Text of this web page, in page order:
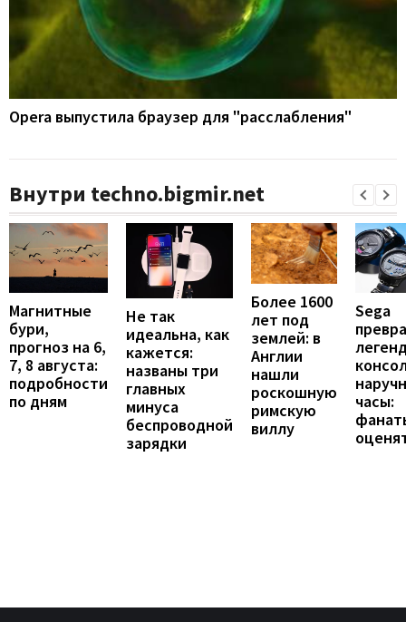
Opera выпустила браузер для "расслабления"
Внутри techno.bigmir.net
Магнитные
бури,
прогноз на 6,
7, 8 августа:
подробности
по дням
Не так
идеальна, как
кажется:
названы три
главных
минуса
беспроводной
зарядки
Более 1600
лет под
землей: в
Англии
нашли
роскошную
римскую
виллу
Sega
часы: